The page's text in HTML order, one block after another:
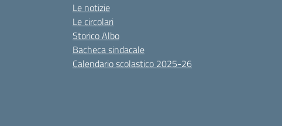
Le notizie
Le circolari
Storico Albo
Bacheca sindacale
Calendario scolastico 2025-26